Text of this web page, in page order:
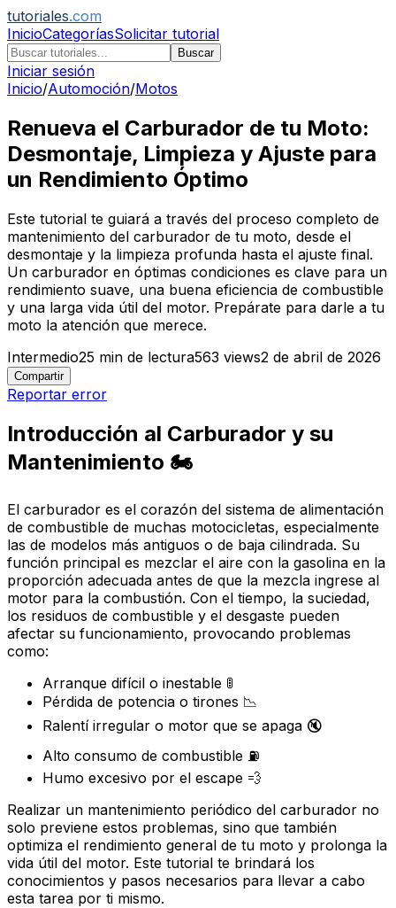
tutoriales.com
InicioCategoríasSolicitar tutorial
Buscar
Iniciar sesión
Inicio/Automoción/Motos
Renueva el Carburador de tu Moto:
Desmontaje, Limpieza y Ajuste para
un Rendimiento Óptimo
Este tutorial te guiará a través del proceso completo de
mantenimiento del carburador de tu moto, desde el
desmontaje y la limpieza profunda hasta el ajuste final.
Un carburador en óptimas condiciones es clave para un
rendimiento suave, una buena eficiencia de combustible
y una larga vida útil del motor. Prepárate para darle a tu
moto la atención que merece.
Intermedio25 min de lectura563 views2 de abril de 2026
Compartir
Reportar error
Introducción al Carburador y su
Mantenimiento 🏍️
El carburador es el corazón del sistema de alimentación
de combustible de muchas motocicletas, especialmente
las de modelos más antiguos o de baja cilindrada. Su
función principal es mezclar el aire con la gasolina en la
proporción adecuada antes de que la mezcla ingrese al
motor para la combustión. Con el tiempo, la suciedad,
los residuos de combustible y el desgaste pueden
afectar su funcionamiento, provocando problemas
como:
Arranque difícil o inestable 🚦
Pérdida de potencia o tirones 📉
Ralentí irregular o motor que se apaga 🔇
Alto consumo de combustible ⛽
Humo excesivo por el escape 💨
Realizar un mantenimiento periódico del carburador no
solo previene estos problemas, sino que también
optimiza el rendimiento general de tu moto y prolonga la
vida útil del motor. Este tutorial te brindará los
conocimientos y pasos necesarios para llevar a cabo
esta tarea por ti mismo.